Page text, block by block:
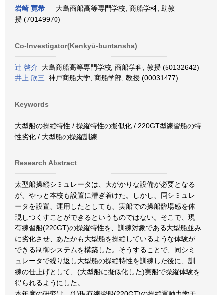
岩崎 寛希
大島商船高等専門学校, 商船学科, 助教
授 (70149970)
Co-Investigator(Kenkyū-buntansha)
辻 啓介 大島商船高等専門学校, 商船学科, 教授 (50132642)
井上 欣三 神戸商船大学, 商船学部, 教授 (00031477)
Keywords
大型船の操縦特性 / 操縦特性の擬似化 / 220GT型練習船の特
性劣化 / 大型船の操縦訓練
Research Abstract
太型船操縦シミュレータは、大がかりな設備が必要となる
が、やっと本校も設置に漕ぎ着けた。しかし、同シミュレ
ータを設置、運用したとしても、実船での操船臨場感を体
現しつくすことができるというものではない。そこで、現
有練習船(220GT)の操縦特性を、訓練対象である大型船並み
に劣化させ、あたかも大型船を操縦しているような体験が
できる制御システムを構築した。そうすることで、同シミ
ュレータで繰り返し大型船の操縦特性を訓練した後に、訓
練の仕上げとして、(大型船に擬似化した)実船で操縦体験を
得られるようにした。